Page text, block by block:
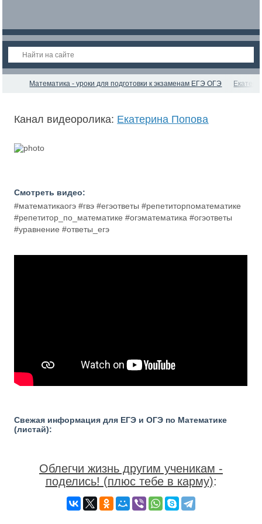
Математика - уроки для подготовки к экзаменам ЕГЭ ОГЭ
Канал видеоролика: Екатерина Попова
Смотреть видео:
#математикаогэ #гвэ #егэответы #репетиторпоматематике
#репетитор_по_математике #огэматематика #огэответы
#уравнение #ответы_егэ
Свежая информация для ЕГЭ и ОГЭ по Математике
(листай):
Облегчи жизнь другим ученикам -
поделись! (плюс тебе в карму):